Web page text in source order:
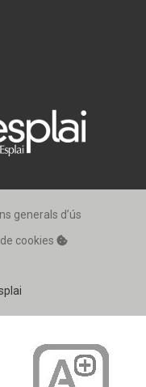
generals d’ús
cookies